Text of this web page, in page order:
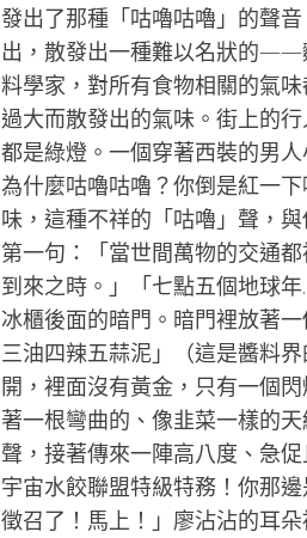
發出了那種「咕嚕咕嚕」的聲
出，散發出一種難以名狀的——
料學家，對所有食物相關的氣
過大而散發出的氣味。街上的
都是綠燈。一個穿著西裝的男
為什麼咕嚕咕嚕？你倒是紅一
味，這種不祥的「咕嚕」聲，
第一句：「當世間萬物的交通
到來之時。」「七點五個地球
冰櫃後面的暗門。暗門裡放著
三油四辣五蒜泥」（這是醬料
開，裡面沒有黃金，只有一個
著一根彎曲的、像韭菜一樣的
聲，接著傳來一陣高八度、急促
宇宙水餃聯盟特級特務！你那
徵召了！馬上！」廖沾沾的耳